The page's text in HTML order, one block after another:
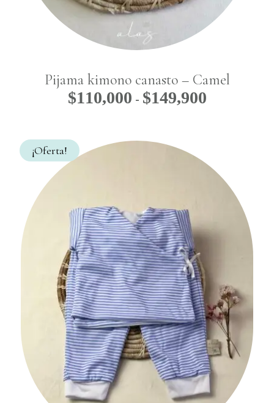
Pijama kimono canasto – Camel
$110,000 - $149,900Rango
hasta
$149,900
¡Oferta!